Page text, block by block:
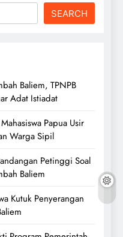
SEARCH
Baliem, TPNPB
Adat Istiadat
Papua Usir
Warga Sipil
Petinggi Soal
Baliem
Kutuk Penyerangan